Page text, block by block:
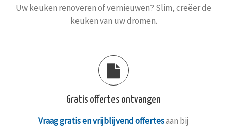
Uw keuken renoveren of vernieuwen? Slim, creëer de
keuken van uw dromen.
Gratis offertes ontvangen
Vraag gratis en vrijblijvend offertesaan bij